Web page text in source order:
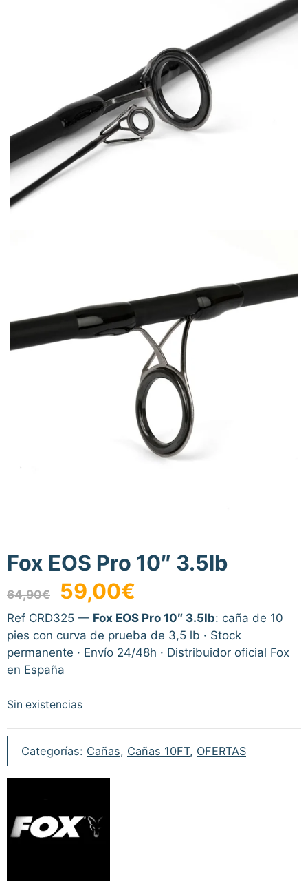
Fox EOS Pro 10″ 3.5lb
64,90€
El
precio
original
era:
64,90€.
59,00€
actual
es:
59,00€.
Ref CRD325 — Fox EOS Pro 10″ 3.5lb: caña de 10
pies con curva de prueba de 3,5 lb · Stock
permanente · Envío 24/48h · Distribuidor oficial Fox
en España
Sin existencias
Categorías: Cañas, Cañas 10FT, OFERTAS